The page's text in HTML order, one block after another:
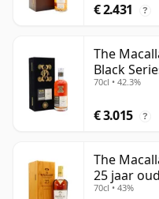
€ 2.431 ?
The
Black
oud
70cl • 42.3%
€ 3.015 ?
The
25 jaar oud
70cl • 43%